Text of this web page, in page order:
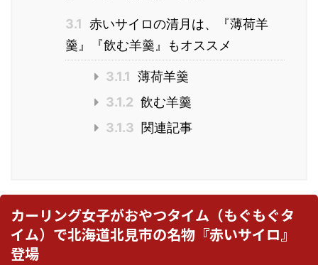
3.1 赤いサイロの清月は、『薄荷羊
羹』『飲む羊羹』もオススメ
3.1.1 薄荷羊羹
3.1.2 飲む羊羹
3.1.3 関連記事
カーリング女子がおやつタイム（もぐもぐタ
イム）で北海道北見市の名物『赤いサイロ』
登場